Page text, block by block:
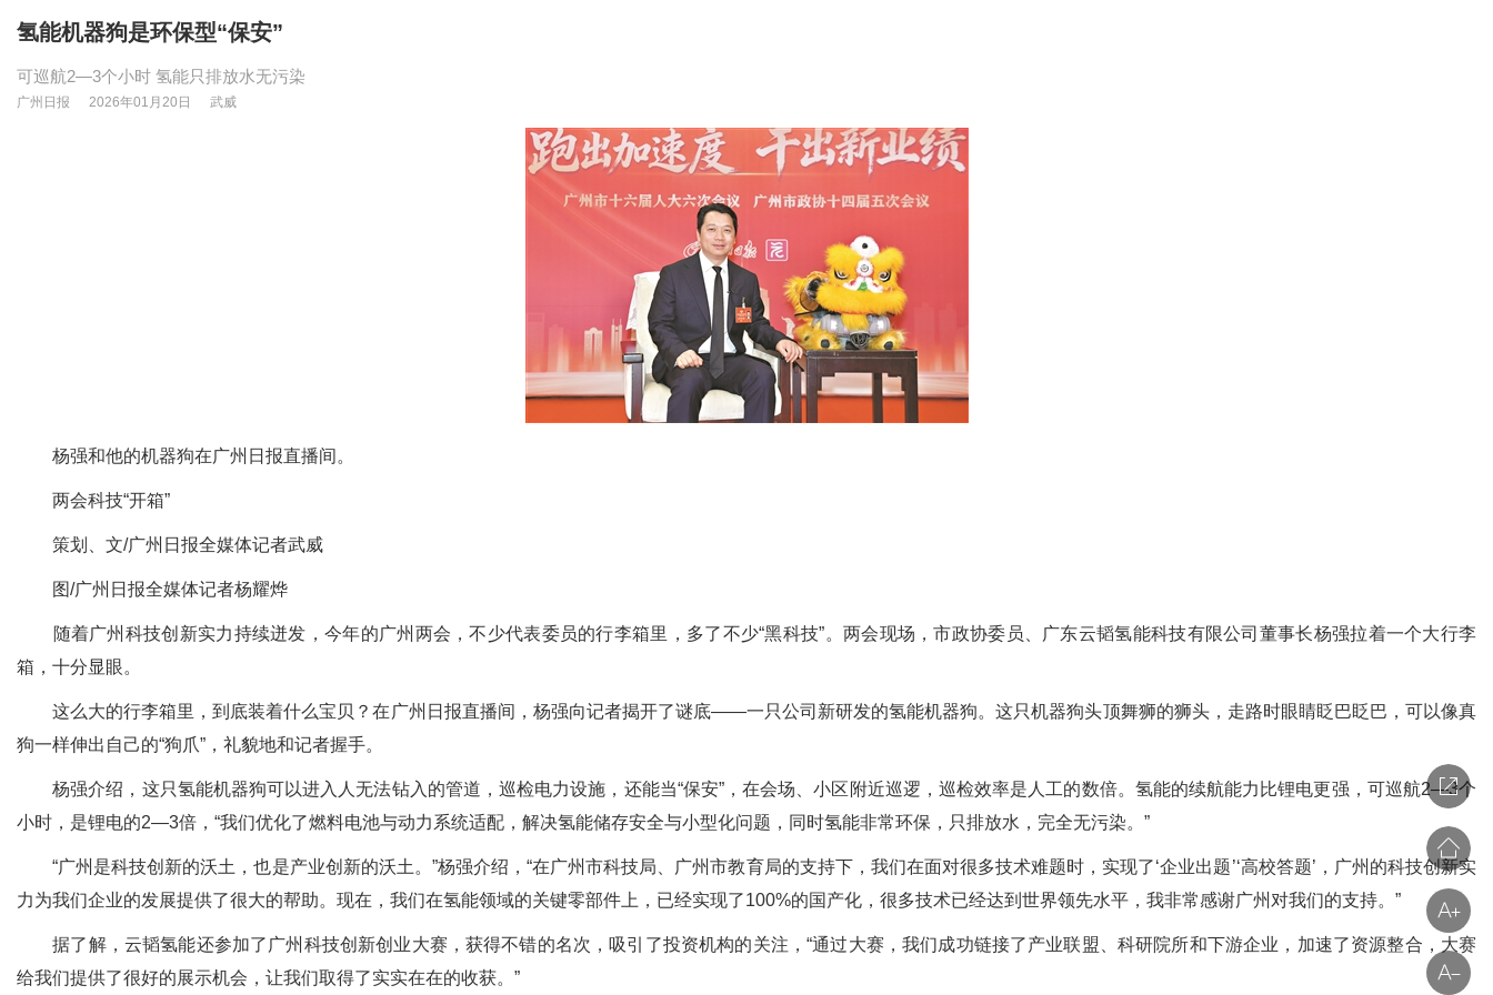
氢能机器狗是环保型“保安”
可巡航2—3个小时 氢能只排放水无污染
广州日报 2026年01月20日 武威
杨强和他的机器狗在广州日报直播间。
两会科技“开箱”
策划、文/广州日报全媒体记者武威
图/广州日报全媒体记者杨耀烨
随着广州科技创新实力持续迸发，今年的广州两会，不少代表委员的行李箱里，多了不少“黑科技”。两会现场，市政协委员、广东云韬氢能科技有限公司董事长杨强拉着一个大行李
箱，十分显眼。
这么大的行李箱里，到底装着什么宝贝？在广州日报直播间，杨强向记者揭开了谜底——一只公司新研发的氢能机器狗。这只机器狗头顶舞狮的狮头，走路时眼睛眨巴眨巴，可以像真
狗一样伸出自己的“狗爪”，礼貌地和记者握手。
杨强介绍，这只氢能机器狗可以进入人无法钻入的管道，巡检电力设施，还能当“保安”，在会场、小区附近巡逻，巡检效率是人工的数倍。氢能的续航能力比锂电更强，可巡航2—3个
小时，是锂电的2—3倍，“我们优化了燃料电池与动力系统适配，解决氢能储存安全与小型化问题，同时氢能非常环保，只排放水，完全无污染。”
“广州是科技创新的沃土，也是产业创新的沃土。”杨强介绍，“在广州市科技局、广州市教育局的支持下，我们在面对很多技术难题时，实现了‘企业出题’‘高校答题’，广州的科技创新实
力为我们企业的发展提供了很大的帮助。现在，我们在氢能领域的关键零部件上，已经实现了100%的国产化，很多技术已经达到世界领先水平，我非常感谢广州对我们的支持。”
据了解，云韬氢能还参加了广州科技创新创业大赛，获得不错的名次，吸引了投资机构的关注，“通过大赛，我们成功链接了产业联盟、科研院所和下游企业，加速了资源整合，大赛
给我们提供了很好的展示机会，让我们取得了实实在在的收获。”